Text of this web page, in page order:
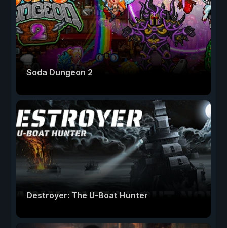
Soda Dungeon 2
Destroyer: The U-Boat Hunter